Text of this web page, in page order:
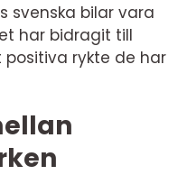
svenska bilar vara
har bidragit till
rykte de har